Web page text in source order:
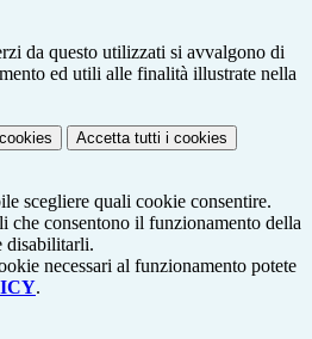
da questo utilizzati si avvalgono di
ed utili alle finalità illustrate nella
Accetta tutti i cookies
scegliere quali cookie consentire.
che consentono il funzionamento della
disabilitarli.
necessari al funzionamento potete
.